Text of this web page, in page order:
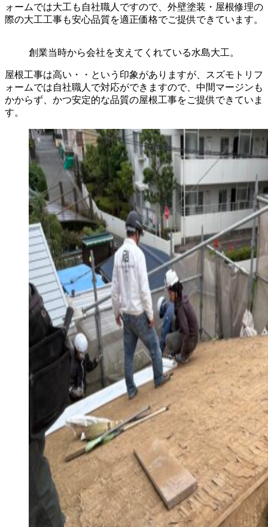
ォームでは大工も自社職人ですので、外壁塗装・屋根修理の
際の大工工事も安心品質を適正価格でご提供できています。
創業当時から会社を支えてくれている水島大工。
屋根工事は高い・・という印象がありますが、スズモトリフ
ォームでは自社職人で対応ができますので、中間マージンも
かからず、かつ安定的な品質の屋根工事をご提供できていま
す。